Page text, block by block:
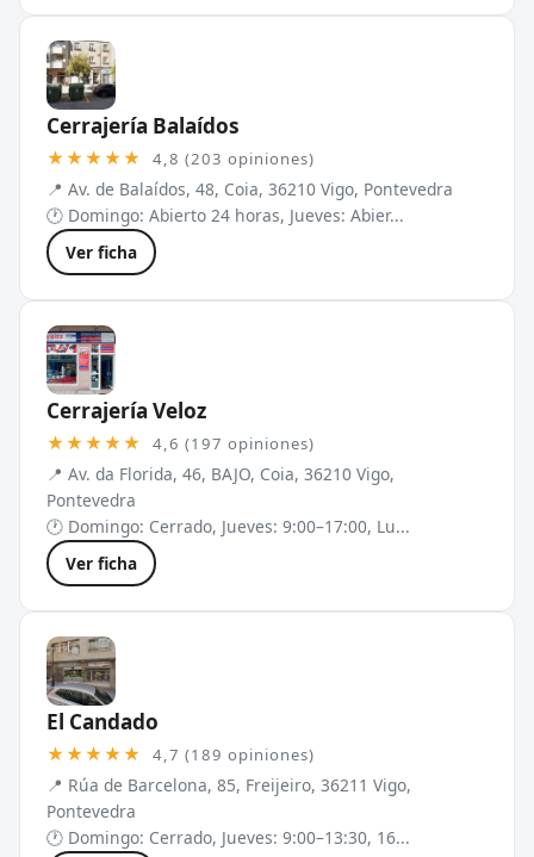
Cerrajería Balaídos
★★★★★ 4,8 (203 opiniones)
📍 Av. de Balaídos, 48, Coia, 36210 Vigo, Pontevedra
🕐 Domingo: Abierto 24 horas, Jueves: Abier...
Ver ficha
Cerrajería Veloz
★★★★★ 4,6 (197 opiniones)
📍 Av. da Florida, 46, BAJO, Coia, 36210 Vigo,
Pontevedra
🕐 Domingo: Cerrado, Jueves: 9:00–17:00, Lu...
Ver ficha
El Candado
★★★★★ 4,7 (189 opiniones)
📍 Rúa de Barcelona, 85, Freijeiro, 36211 Vigo,
Pontevedra
🕐 Domingo: Cerrado, Jueves: 9:00–13:30, 16...